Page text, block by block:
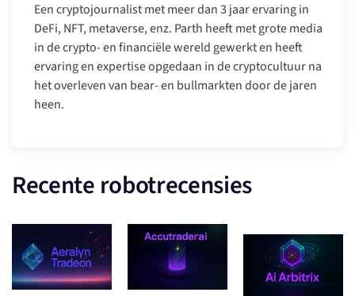
Een cryptojournalist met meer dan 3 jaar ervaring in
DeFi, NFT, metaverse, enz. Parth heeft met grote media
in de crypto- en financiële wereld gewerkt en heeft
ervaring en expertise opgedaan in de cryptocultuur na
het overleven van bear- en bullmarkten door de jaren
heen.
Recente robotrecensies